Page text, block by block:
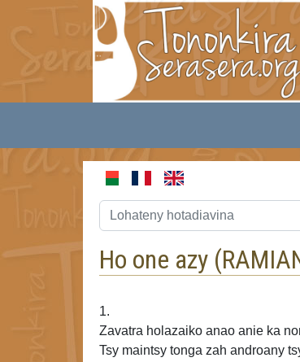
Ho one azy (
1.
Zavatra holazaiko anao anie ka
Tsy maintsy tonga zah androany